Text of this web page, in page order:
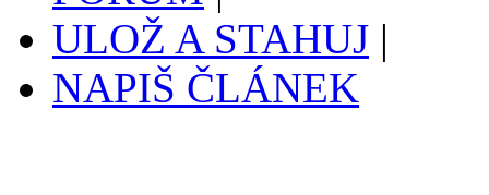
ULOŽ A STAHUJ |
NAPIŠ ČLÁNEK